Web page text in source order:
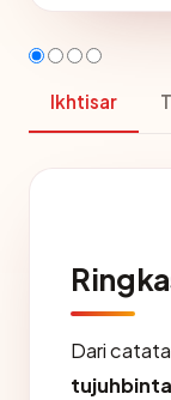
Ikhtisar
Dari